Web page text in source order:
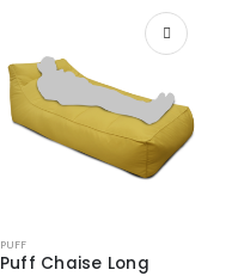
PUFF
Puff Chaise Long